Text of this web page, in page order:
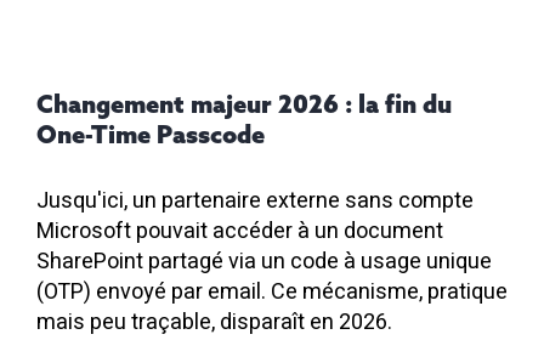
Changement majeur 2026 : la fin du
One-Time Passcode
Jusqu'ici, un partenaire externe sans compte
Microsoft pouvait accéder à un document
SharePoint partagé via un code à usage unique
(OTP) envoyé par email. Ce mécanisme, pratique
mais peu traçable, disparaît en 2026.